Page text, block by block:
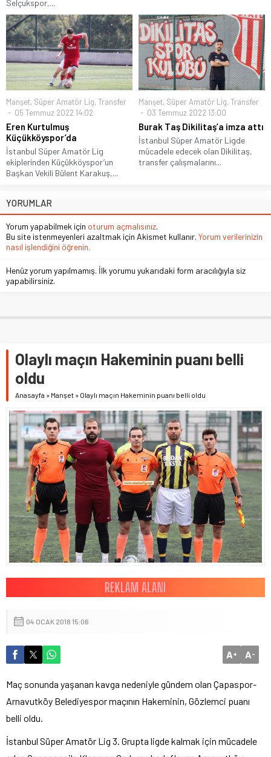
Selçukspor,...
Manşet, Süper Amatör Lig, Transfer
05 Temmuz 2022 14:02
Eren Kurtulmuş
Küçükköyspor’da
İstanbul Süper Amatör Lig
ekiplerinden Küçükköyspor’un
Başkan Vekili Bülent Karakuş,...
Manşet, Süper Amatör Lig, Transfer
03 Temmuz 2022 13:00
Burak Taş Dikilitaş’a imza attı
İstanbul Süper Amatör Ligde
mücadele edecek olan Dikilitaş,
transfer çalışmalarını...
YORUMLAR
Yorum yapabilmek için oturum açmalısınız.
Bu site istenmeyenleri azaltmak için Akismet kullanır. Yorum verilerinizin
nasıl işlendiğini öğrenin.
Henüz yorum yapılmamış. İlk yorumu yukarıdaki form aracılığıyla siz
yapabilirsiniz.
Olaylı maçın Hakeminin puanı belli
oldu
Anasayfa » Manşet » Olaylı maçın Hakeminin puanı belli oldu
04 OCAK 2018 15:06
A+ A-
Maç sonunda yaşanan kavga nedeniyle gündem olan Çapaspor-
Arnavutköy Belediyespor maçının Hakeminin, Gözlemci puanı
belli oldu.
İstanbul Süper Amatör Lig 3. Grupta ligde kalmak için mücadele